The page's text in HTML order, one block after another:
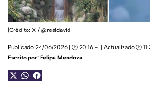
|Crédito: X / @realdavid
Publicado 24/06/2026 | 🕑 20:16 | Actualizado 🕑
Escrito por: Felipe Mendoza